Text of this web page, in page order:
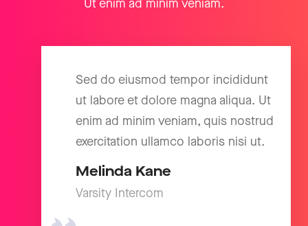
Ut enim ad minim veniam.
Sed do eiusmod tempor incididunt
ut labore et dolore magna aliqua. Ut
enim ad minim veniam, quis nostrud
exercitation ullamco laboris nisi ut.
Melinda Kane
Varsity Intercom